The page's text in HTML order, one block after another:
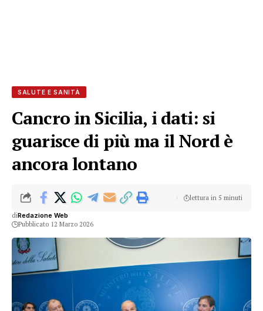
SALUTE E SANITÀ
Cancro in Sicilia, i dati: si
guarisce di più ma il Nord è
ancora lontano
diRedazione Web
Pubblicato 12 Marzo 2026
lettura in 5 minuti